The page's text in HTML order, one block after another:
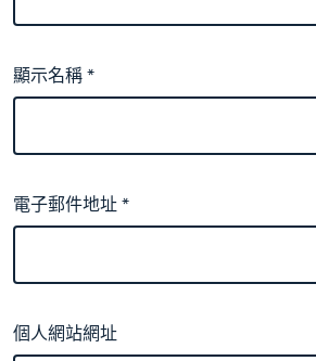
顯示名稱*
電子郵件地址*
個人網站網址